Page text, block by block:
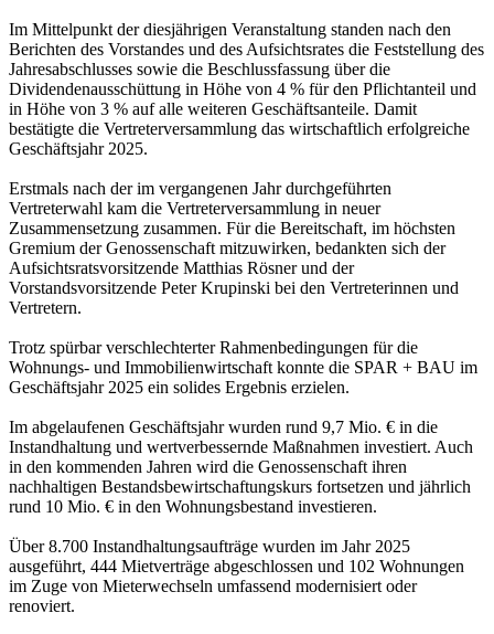
Im Mittelpunkt der diesjährigen Veranstaltung standen nach den
Berichten des Vorstandes und des Aufsichtsrates die Feststellung des
Jahresabschlusses sowie die Beschlussfassung über die
Dividendenausschüttung in Höhe von 4 % für den Pflichtanteil und
in Höhe von 3 % auf alle weiteren Geschäftsanteile. Damit
bestätigte die Vertreterversammlung das wirtschaftlich erfolgreiche
Geschäftsjahr 2025.
Erstmals nach der im vergangenen Jahr durchgeführten
Vertreterwahl kam die Vertreterversammlung in neuer
Zusammensetzung zusammen. Für die Bereitschaft, im höchsten
Gremium der Genossenschaft mitzuwirken, bedankten sich der
Aufsichtsratsvorsitzende Matthias Rösner und der
Vorstandsvorsitzende Peter Krupinski bei den Vertreterinnen und
Vertretern.
Trotz spürbar verschlechterter Rahmenbedingungen für die
Wohnungs- und Immobilienwirtschaft konnte die SPAR + BAU im
Geschäftsjahr 2025 ein solides Ergebnis erzielen.
Im abgelaufenen Geschäftsjahr wurden rund 9,7 Mio. € in die
Instandhaltung und wertverbessernde Maßnahmen investiert. Auch
in den kommenden Jahren wird die Genossenschaft ihren
nachhaltigen Bestandsbewirtschaftungskurs fortsetzen und jährlich
rund 10 Mio. € in den Wohnungsbestand investieren.
Über 8.700 Instandhaltungsaufträge wurden im Jahr 2025
ausgeführt, 444 Mietverträge abgeschlossen und 102 Wohnungen
im Zuge von Mieterwechseln umfassend modernisiert oder
renoviert.